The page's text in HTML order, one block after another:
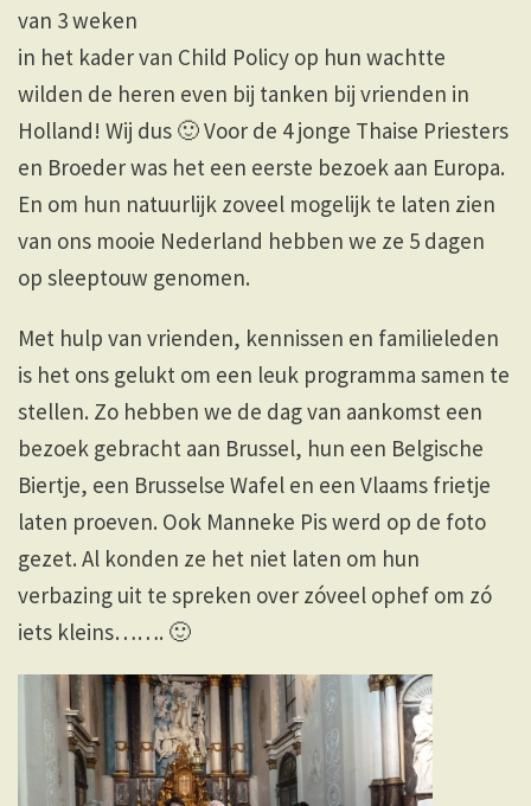
van 3 weken
in het kader van Child Policy op hun wachtte
wilden de heren even bij tanken bij vrienden in
Holland! Wij dus 🙂 Voor de 4 jonge Thaise Priesters
en Broeder was het een eerste bezoek aan Europa.
En om hun natuurlijk zoveel mogelijk te laten zien
van ons mooie Nederland hebben we ze 5 dagen
op sleeptouw genomen.
Met hulp van vrienden, kennissen en familieleden
is het ons gelukt om een leuk programma samen te
stellen. Zo hebben we de dag van aankomst een
bezoek gebracht aan Brussel, hun een Belgische
Biertje, een Brusselse Wafel en een Vlaams frietje
laten proeven. Ook Manneke Pis werd op de foto
gezet. Al konden ze het niet laten om hun
verbazing uit te spreken over zóveel ophef om zó
iets kleins……. 🙂